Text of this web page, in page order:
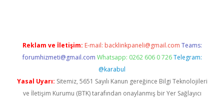
Reklam ve İletişim: E-mail: backlinkpaneli@gmail.com Teams:
forumhizmeti@gmail.com Whatsapp: 0262 606 0 726 Telegram:
@karabul
Yasal Uyarı: Sitemiz, 5651 Sayılı Kanun gereğince Bilgi Teknolojileri
ve İletişim Kurumu (BTK) tarafından onaylanmış bir Yer Sağlayıcı